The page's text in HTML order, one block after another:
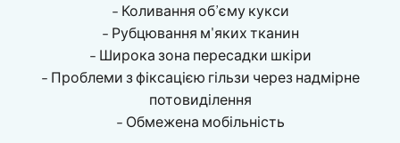
- Коливання об’єму кукси
- Рубцювання м'яких тканин
- Широка зона пересадки шкіри
- Проблеми з фіксацією гільзи через надмірне
потовиділення
- Обмежена мобільність